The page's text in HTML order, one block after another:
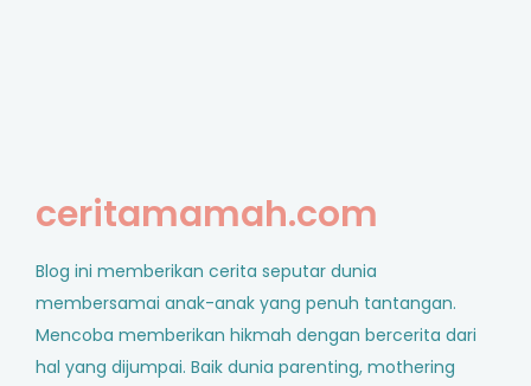
ceritamamah.com
Blog ini memberikan cerita seputar dunia
membersamai anak-anak yang penuh tantangan.
Mencoba memberikan hikmah dengan bercerita dari
hal yang dijumpai. Baik dunia parenting, mothering